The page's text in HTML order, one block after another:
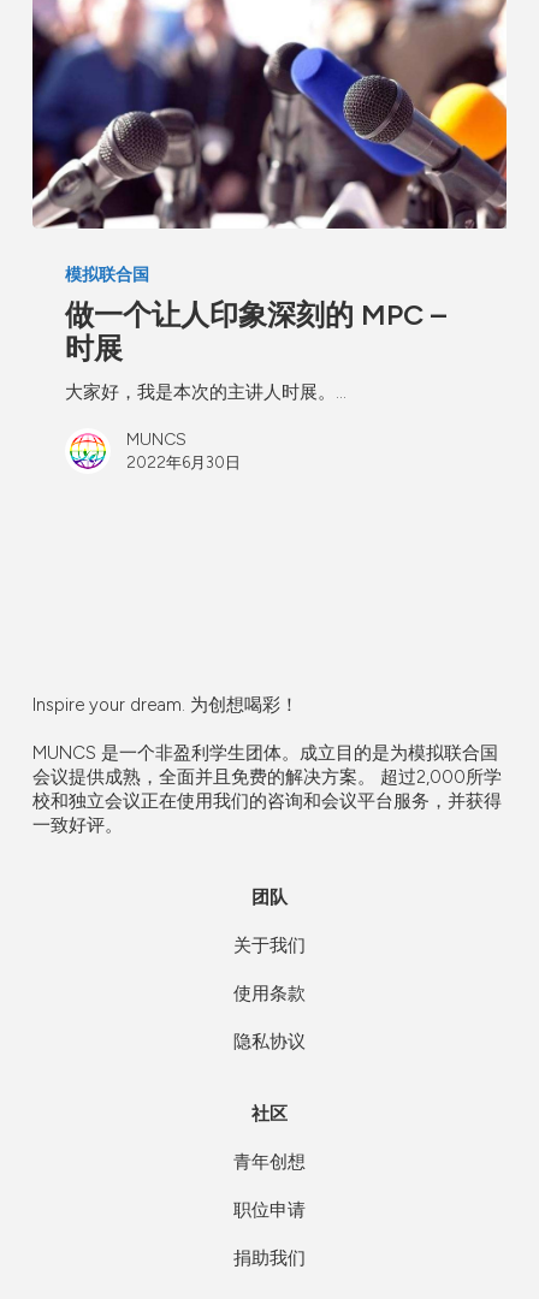
模拟联合国
做一个让人印象深刻的 MPC –
时展
大家好，我是本次的主讲人时展。…
MUNCS
2022年6月30日
Inspire your dream. 为创想喝彩！
MUNCS 是一个非盈利学生团体。 成立目的是为模拟联合国
会议提供成熟，全面并且免费的解决方案。
超过2,000所学
校和独立会议正在使用我们的咨询和会议平台服务，并获得
一致好评。
团队
关于我们
使用条款
隐私协议
社区
青年创想
职位申请
捐助我们